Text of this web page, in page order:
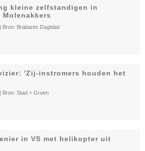
kleine zelfstandigen in
| Bron: Brabants Dagblad
'Zij-instromers houden het
| Bron: Stad + Groen
in VS met helikopter uit